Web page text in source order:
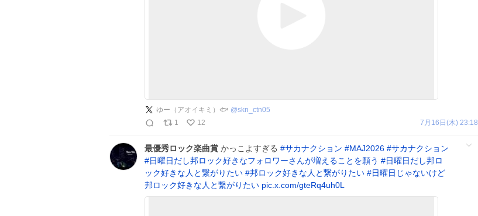
ゆー（アオイキミ）🐟 @skn_ctn05
1
12 7月16日(木) 23:18
最優秀ロック楽曲賞 かっこよすぎる #サカナクション #MAJ2026 #サカナクション
#日曜日だし邦ロック好きなフォロワーさんが増えることを願う #日曜日だし邦ロ
ック好きな人と繋がりたい #邦ロック好きな人と繋がりたい #日曜日じゃないけど
邦ロック好きな人と繋がりたい pic.x.com/gteRq4uh0L